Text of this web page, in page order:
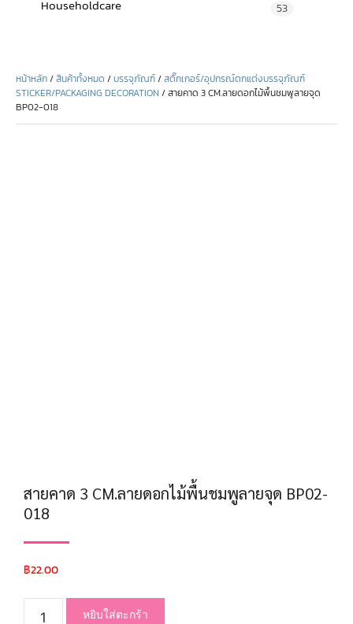
Householdcare 53
หน้าหลัก/สินค้าทั้งหมด /บรรจุภัณฑ์/สติ๊กเกอร์/อุปกรณ์ตกแต่งบรรจุภัณฑ์
STICKER/PACKAGING DECORATION / สายคาด 3 CM.ลายดอกไม้พื้นชมพูลายจุด
BP02-018
สายคาด 3 CM.ลายดอกไม้พื้นชมพูลายจุด BP02-
018
฿22.00
หยิบใส่ตะกร้า